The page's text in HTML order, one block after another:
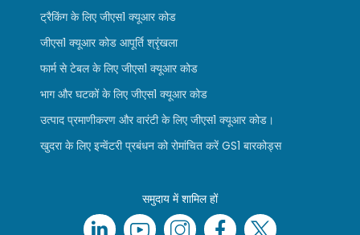
ट्रैकिंग के लिए जीएस1 क्यूआर कोड
जीएस1 क्यूआर कोड आपूर्ति श्रृंखला
फार्म से टेबल के लिए जीएस1 क्यूआर कोड
भाग और घटकों के लिए जीएस1 क्यूआर कोड
उत्पाद प्रमाणीकरण और वारंटी के लिए जीएस1 क्यूआर कोड।
खुदरा के लिए इन्वेंटरी प्रबंधन को रोमांचित करें GS1 बारकोड्स
समुदाय में शामिल हों